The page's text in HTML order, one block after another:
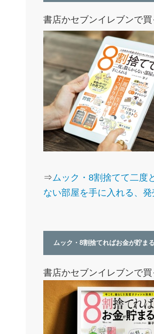
書店かセブンイレブンで買
⇒ムック・8割捨てて二度
ない部屋を手に入れる、発
ムック・8割捨てればお金が貯まる
書店かセブンイレブンで買